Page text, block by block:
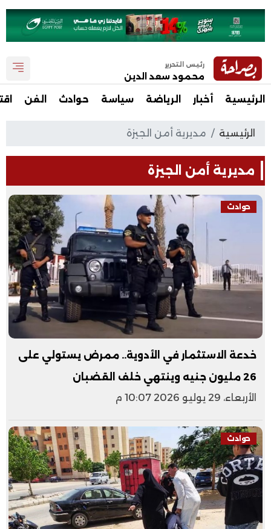
رئيس التحرير
محمود سعد الدين
الرئيسية أخبار الرياضة سياسة حوادث الفن
الرئيسية مديرية أمن الجيزة
مديرية أمن الجيزة
حوادث
خدعة الاستثمار في الأدوية.. ممرض يستولي على
26 مليون جنيه وينتهي خلف القضبان
الأربعاء، 29 يوليو 2026 10:07 م
حوادث